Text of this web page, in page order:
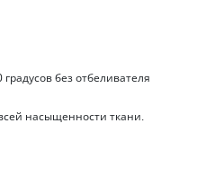
без отбеливателя
насыщенности ткани.